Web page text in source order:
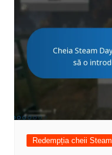
Redempția cheii Steam